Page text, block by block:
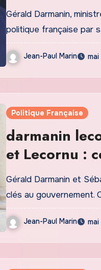
Gérald Darmanin,
politique française par
Jean-Paul Marin
Politique Française
darmanin
et Lecornu :
relation
Gérald Darmanin et
clés au gouvernement.
Jean-Paul Marin